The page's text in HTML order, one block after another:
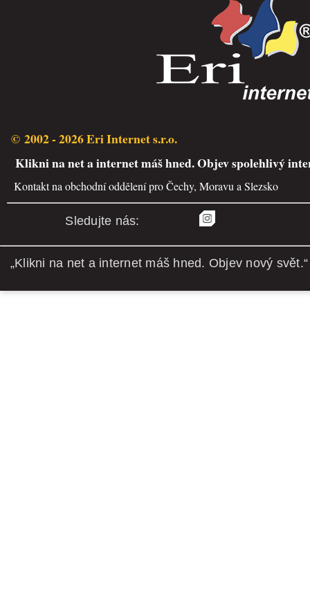
© 2002 - 2026 Eri Internet s.r.o.
Klikni na net a internet máš hned. Objev spolehlivý
Kontakt na obchodní oddělení pro Čechy, Moravu a Slezsko
Sledujte nás:
„Klikni na net a internet máš hned. Objev nový svět.“